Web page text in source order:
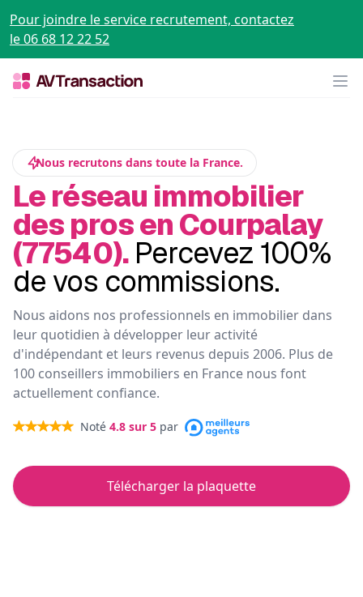
Pour joindre le service recrutement, contactez
le 06 68 12 22 52
Nous recrutons dans toute la France.
Le réseau immobilier
des pros en Courpalay
(77540). Percevez 100%
de vos commissions.
Nous aidons nos professionnels en immobilier dans
leur quotidien à développer leur activité
d'indépendant et leurs revenus depuis 2006. Plus de
100 conseillers immobiliers en France nous font
actuellement confiance.
Noté 4.8 sur 5 par
Télécharger la plaquette